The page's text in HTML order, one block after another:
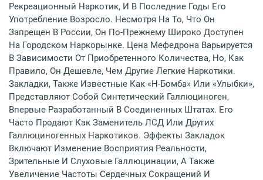
Рекреационный Наркотик, И В Последние Годы Его
Употребление Возросло. Несмотря На То, Что Он
Запрещен В России, Он По-Прежнему Широко Доступен
На Городском Наркорынке. Цена Мефедрона Варьируется
В Зависимости От Приобретенного Количества, Но, Как
Правило, Он Дешевле, Чем Другие Легкие Наркотики.
Закладки, Также Известные Как «Н-Бомба» Или «Улыбки»,
Представляют Собой Синтетический Галлюциноген,
Впервые Разработанный В Соединенных Штатах. Его
Часто Продают Как Заменитель ЛСД Или Других
Галлюциногенных Наркотиков. Эффекты Закладок
Включают Изменение Восприятия Реальности,
Зрительные И Слуховые Галлюцинации, А Также
Увеличение Частоты Сердечных Сокращений И